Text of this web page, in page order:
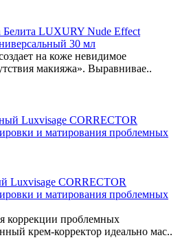
LUXURY Nude Effect
30 мл
на коже невидимое
макияжа». Выравнивае..
Luxvisage CORRECTOR
и матирования проблемных
коррекции проблемных
крем-корректор идеально мас..